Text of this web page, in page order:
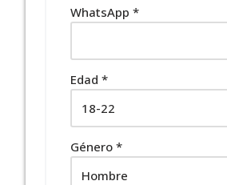
WhatsApp *
Edad *
Género *